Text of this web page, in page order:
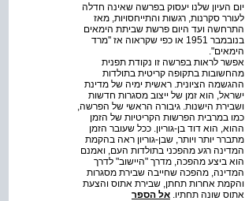
יום העיון שלנו יעסוק בפרשה שאינה חדלה
לעורר סקרנות, רגשות והתייחסויות, מאז
התרחשה ועד היום פרשת שביתת הימאים
בנובמבר 1951 או כפי שקראוה אז ''מרד
הימאים".
אפשר לראות בפרשה זו נקודת תפנית
מהחשובות בתקופה קריטית בתולדות
ההגשמה הציונית. ראשית ימיה של מדינת
ישראל, הוא זמן של ייצוב מסגרות חדשות
ושבירת הישנות. גיבורה הראשי של הפרשה,
כמו במרבית הפרשות הקריטיות של הזמן
ההוא, הוא דוד בן-גוריון. ככל שעובר הזמן
מתברר יותר ויותר, שבן-גוריון ראה בהקמת
המדינה רגע מהפכני בתולדות העם, ואמנם
הוא ביצע מהפכה, מדרך "היישוב" לדרך
המדינה, מהפכה שחייבה שבירת מסגרות
והקמת אחרות תחתן, שבירת אתוס והצעת
אתוס שונה תחתיו. אל הספר